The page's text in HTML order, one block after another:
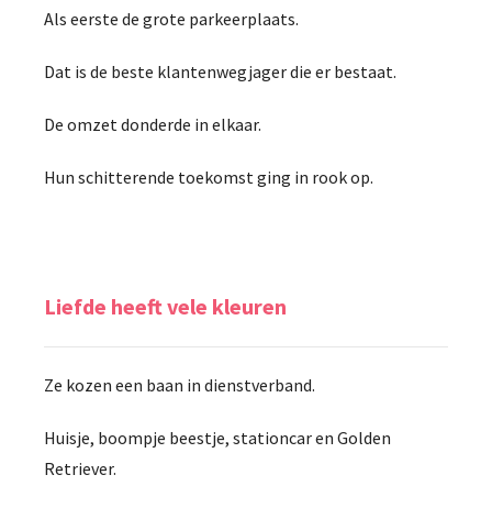
Als eerste de grote parkeerplaats.
Dat is de beste klantenwegjager die er bestaat.
De omzet donderde in elkaar.
Hun schitterende toekomst ging in rook op.
Liefde heeft vele kleuren
Ze kozen een baan in dienstverband.
Huisje, boompje beestje, stationcar en Golden
Retriever.